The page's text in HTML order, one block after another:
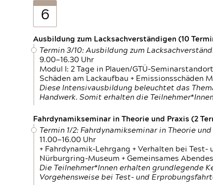
6
Ausbildung zum Lacksachverständigen (10
Termin 3/10: Ausbildung zum
9.00—16.30 Uhr
Modul I: 2 Tage in Plauen/GTÜ-
Schäden am Lackaufbau + Emissionsschäden
Diese Intensivausbildung beleuchtet das
Handwerk. Somit erhalten die
Fahrdynamikseminar in Theorie und Praxis (2
Termin 1/2: Fahrdynamikseminar in Theorie und
11.00—16.00 Uhr
+ Fahrdynamik-Lehrgang + Verhalten bei Test-
Nürburgring-Museum + Gemeinsames
Die Teilnehmer*Innen erhalten grundlegende
Vorgehensweise bei Test- und